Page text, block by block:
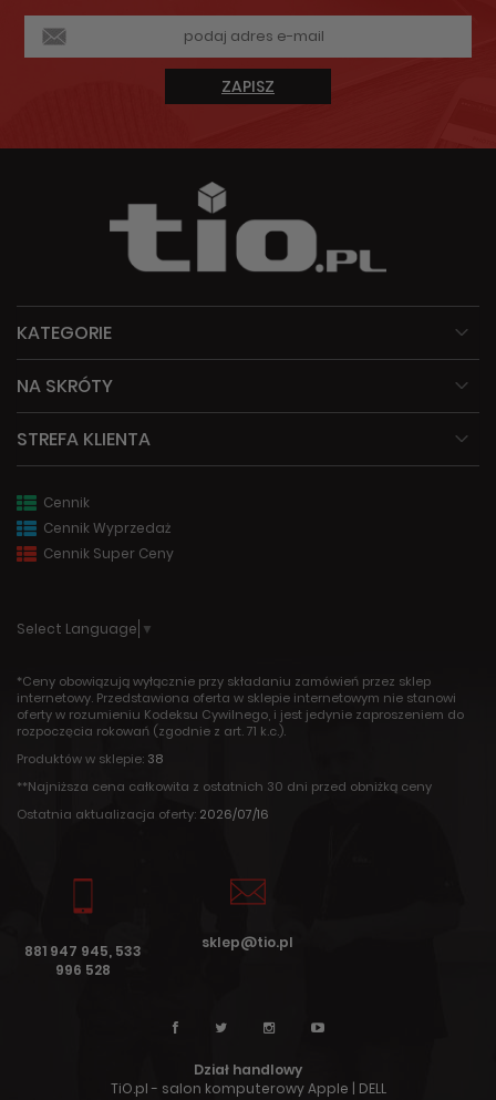
ZAPISZ
KATEGORIE
NA SKRÓTY
STREFA KLIENTA
Cennik
Cennik Wyprzedaż
Cennik Super Ceny
Select Language ▼
*Ceny obowiązują wyłącznie przy składaniu zamówień przez sklep
internetowy. Przedstawiona oferta w sklepie internetowym nie stanowi
oferty w rozumieniu Kodeksu Cywilnego, i jest jedynie zaproszeniem do
rozpoczęcia rokowań (zgodnie z art. 71 k.c.).
Produktów w sklepie: 38
**Najniższa cena całkowita z ostatnich 30 dni przed obniżką ceny
Ostatnia aktualizacja oferty: 2026/07/16
881 947 945, 533
996 528
sklep@tio.pl
Dział handlowy
TiO.pl - salon komputerowy Apple | DELL